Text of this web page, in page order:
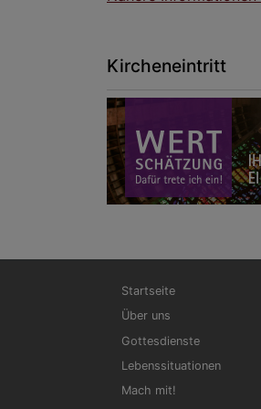
Kircheneintritt
Hauptnavigation
Startseite
Über uns
Gottesdienste
Lebenssituationen
Mach mit!